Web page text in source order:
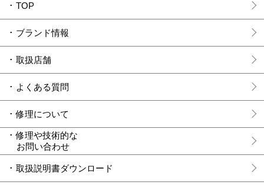
TOP
ブランド情報
取扱店舗
よくある質問
修理について
修理や技術的な
お問い合わせ
取扱説明書ダウンロード